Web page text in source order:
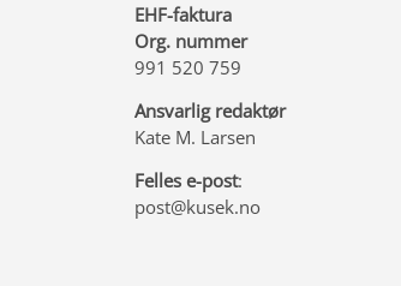
EHF-faktura
Org. nummer
991 520 759
Ansvarlig redaktør
Kate M. Larsen
Felles e-post:
post@kusek.no